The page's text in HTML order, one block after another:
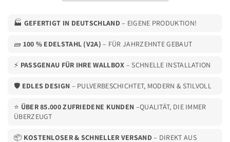
Ständer
Standfuß
Stele
Base
Ständer
Standfuß
Stele
Base
🏭 GEFERTIGT IN DEUTSCHLAND– EIGENE PRODUKTION!
🧱 100 % EDELSTAHL (V2A) – FÜR JAHRZEHNTE GEBAUT
⚡ PASSGENAU FÜR IHRE WALLBOX – SCHNELLE INSTALLATION
🛡️ EDLES DESIGN – PULVERBESCHICHTET, MODERN & STILVOLL
⭐ ÜBER 85.000 ZUFRIEDENE KUNDEN –QUALITÄT, DIE IMMER
ÜBERZEUGT
📦 KOSTENLOSER & SCHNELLER VERSAND– DIREKT AUS